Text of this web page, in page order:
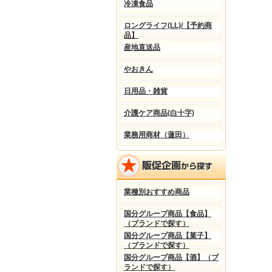
冷凍食品
ロングライフ(LL)/【予約商
品】
産地直送品
やおきん
日用品・雑貨
介護ケア商品(白十字)
業務用商材（蓮田）
業種別おすすめ商品
国分グループ商品【食品】
（ブランドで探す）
国分グループ商品【菓子】
（ブランドで探す）
国分グループ商品【酒】（ブ
ランドで探す）